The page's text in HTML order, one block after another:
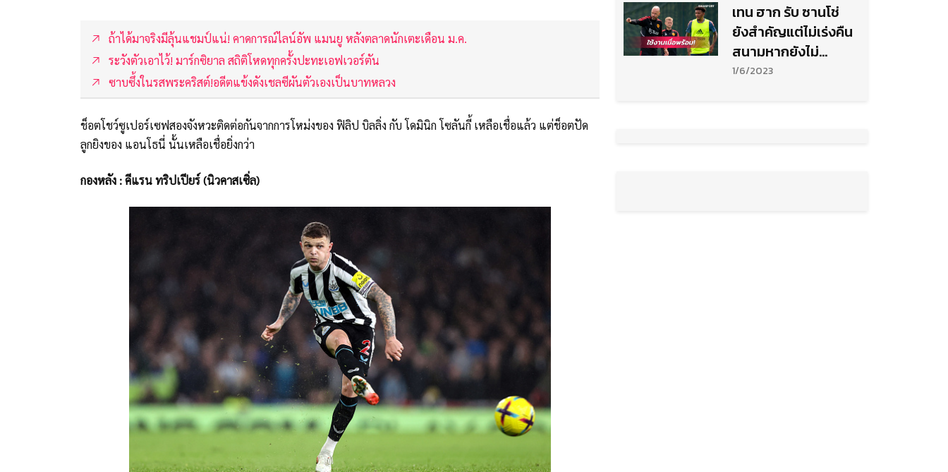
ถ้าได้มาจริงมีลุ้นแชมป์แน่! คาดการณ์ไลน์อัพ แมนยู หลังตลาดนักเตะเดือน ม.ค.
ระวังตัวเอาไว้! มาร์กซิยาล สถิติโหดทุกครั้งปะทะเอฟเวอร์ตัน
ซาบซึ้งในรสพระคริสต์!อดีตแข้งดังเชลซีผันตัวเองเป็นบาทหลวง
ช็อตโชว์ซูเปอร์เซฟสองจังหวะติดต่อกันจากการโหม่งของ ฟิลิป บิลลิ่ง กับ โดมินิก โซลันกี้ เหลือเชื่อแล้ว แต่ช็อตปัด
ลูกยิงของ แอนโธนี่ นั้นเหลือเชื่อยิ่งกว่า
กองหลัง : คีแรน ทริปเปียร์ (นิวคาสเซิ่ล)
เทน ฮาก รับ ซานโช่
ยังสำคัญแต่ไม่เร่งคืน
สนามหากยังไม่
พร้อม
1/6/2023